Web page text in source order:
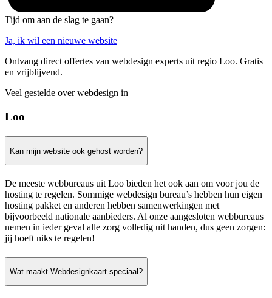
Tijd om aan de slag te gaan?
Ja, ik wil een nieuwe website
Ontvang direct offertes van webdesign experts uit regio Loo. Gratis
en vrijblijvend.
Veel gestelde over webdesign in
Loo
Kan mijn website ook gehost worden?
De meeste webbureaus uit Loo bieden het ook aan om voor jou de
hosting te regelen. Sommige webdesign bureau’s hebben hun eigen
hosting pakket en anderen hebben samenwerkingen met
bijvoorbeeld nationale aanbieders. Al onze aangesloten webbureaus
nemen in ieder geval alle zorg volledig uit handen, dus geen zorgen:
jij hoeft niks te regelen!
Wat maakt Webdesignkaart speciaal?